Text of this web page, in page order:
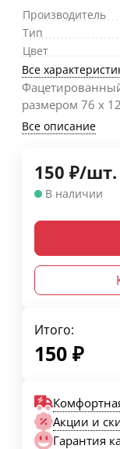
Производитель
Тип
Цвет
Все
размером 76 х
Все описание
150 ₽/шт.
В наличии
Итого:
150 ₽
Акции и
Гарантия